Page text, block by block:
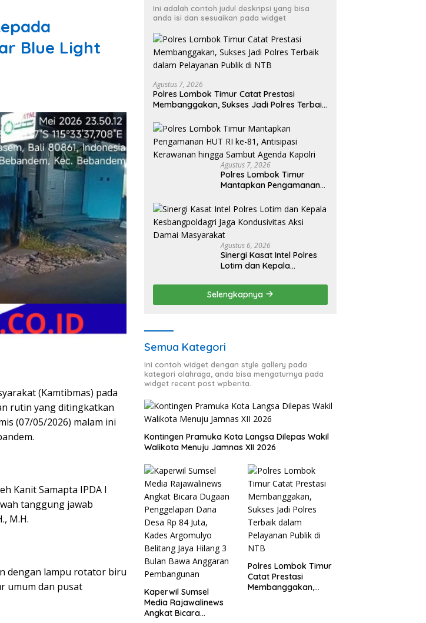
Blue Light
(Kamtibmas) pada
rutin yang ditingkatkan
(07/05/2026) malam ini
Kanit Samapta IPDA I
tanggung jawab
M.H.
dengan lampu rotator biru
umum dan pusat
Ini adalah contoh judul deskripsi yang bisa
anda isi dan sesuaikan pada widget
Agustus 7, 2026
Polres Lombok Timur Catat Prestasi
Membanggakan, Sukses Jadi Polres Terbaik
Agustus 7, 2026
Polres Lombok Timur
Mantapkan Pengamanan
Kerawanan hingga
Sambut Agenda Kapolri
Agustus 6, 2026
Sinergi Kasat Intel Polres
Lotim dan Kepala
Kondusivitas Aksi Damai
Masyarakat
Selengkapnya
Semua Kategori
Ini contoh widget dengan style gallery pada
kategori olahraga, anda bisa mengaturnya pada
widget recent post wpberita.
Kontingen Pramuka Kota Langsa Dilepas Wakil
Walikota Menuju Jamnas XII 2026
Kaperwil Sumsel
Media Rajawalinews
Angkat Bicara
Polres Lombok Timur
Catat Prestasi
Membanggakan,